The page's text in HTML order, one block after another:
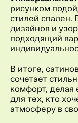
рисунком
стилей спален.
дизайнов и
подходящий
В итоге,
сочетает
комфорт, делая
для тех, кто
атмосферу в